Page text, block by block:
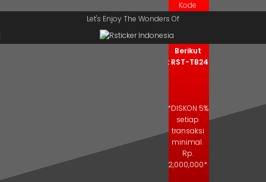
Let's Enjoy The Wonders Of
Kode
Kupon
Salin Kode
Berikut
: RST-TB24
*DISKON 5%
setiap
transaksi
minimal
Rp.
2,000,000*